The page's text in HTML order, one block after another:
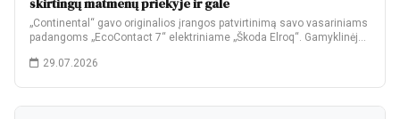
skirtingų matmenų priekyje ir gale
„Continental“ gavo originalios įrangos patvirtinimą savo vasariniams
padangoms „EcoContact 7“ elektriniame „Škoda Elroq“. Gamyklinėje
29.07.2026